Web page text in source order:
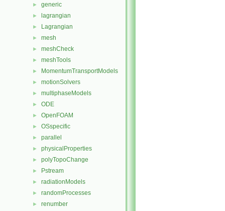
► generic
► lagrangian
► Lagrangian
► mesh
► meshCheck
► meshTools
► MomentumTransportModels
► motionSolvers
► multiphaseModels
► ODE
► OpenFOAM
► OSspecific
► parallel
► physicalProperties
► polyTopoChange
► Pstream
► radiationModels
► randomProcesses
► renumber